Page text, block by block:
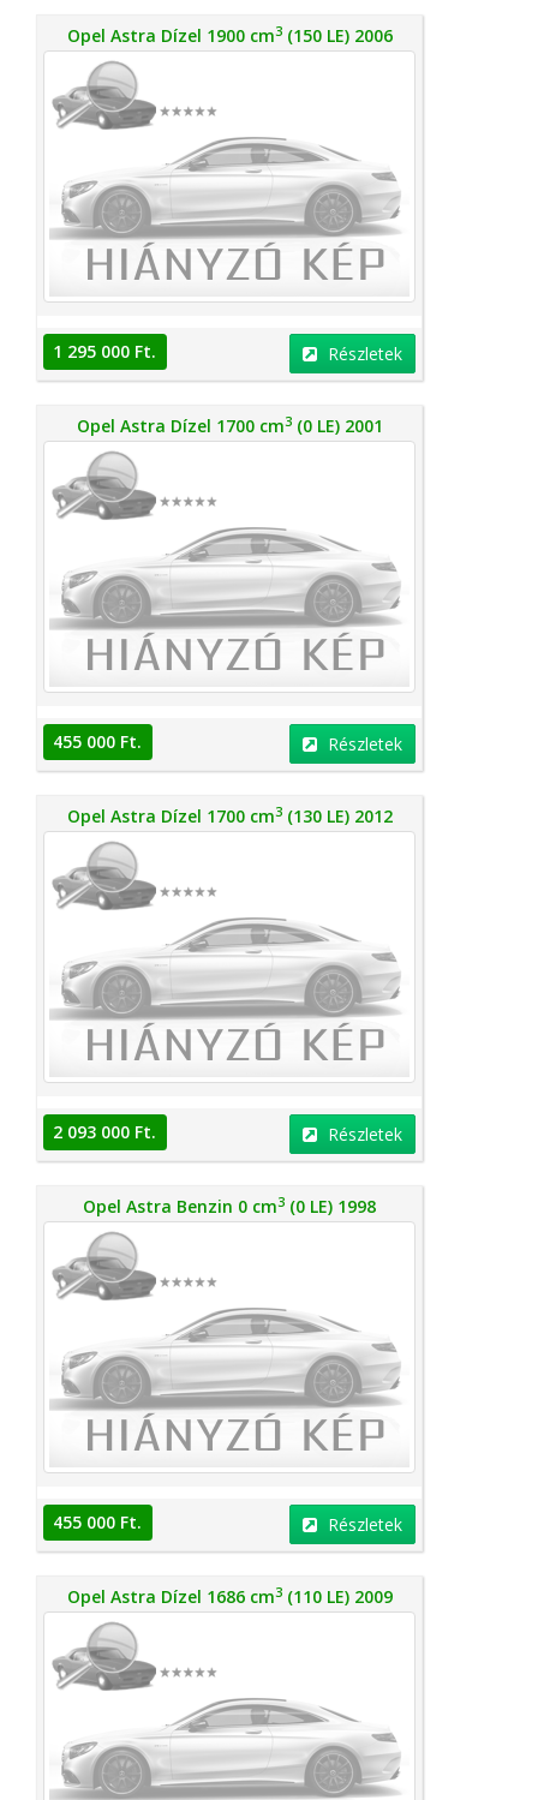
Opel Astra Dízel 1900 cm3(150 LE) 2006
1 295 000 Ft. Részletek
Opel Astra Dízel 1700 cm3(0 LE) 2001
455 000 Ft. Részletek
Opel Astra Dízel 1700 cm3(130 LE) 2012
2 093 000 Ft. Részletek
Opel Astra Benzin 0 cm3 (0 LE) 1998
455 000 Ft. Részletek
Opel Astra Dízel 1686 cm3(110 LE) 2009